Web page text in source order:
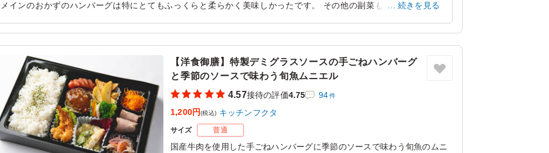
メインのおかずのハンバーグは特にとてもふっくらと柔らかく美味しかったです。 その他の副菜も品数が多く、
良かったです
続きを見る
【洋食御膳】特製デミグラスソースの手ごねハンバーグ
と季節のソースで味わう旬魚ムニエル
4.57接待の評価4.75 94件
1,200円(税込) キッチンフクタ
サイズ 普通
国産牛肉を使用した手ごねハンバーグに季節のソースで味わう旬魚のムニ